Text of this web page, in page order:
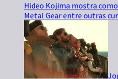
Hideo Kojima mostra
Metal Gear entre outras